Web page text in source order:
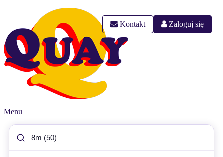
Kontakt Zaloguj się
Menu